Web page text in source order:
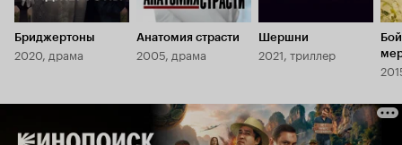
Бриджертоны
2020, драма
Анатомия страсти
2005, драма
Шершни
2021, триллер